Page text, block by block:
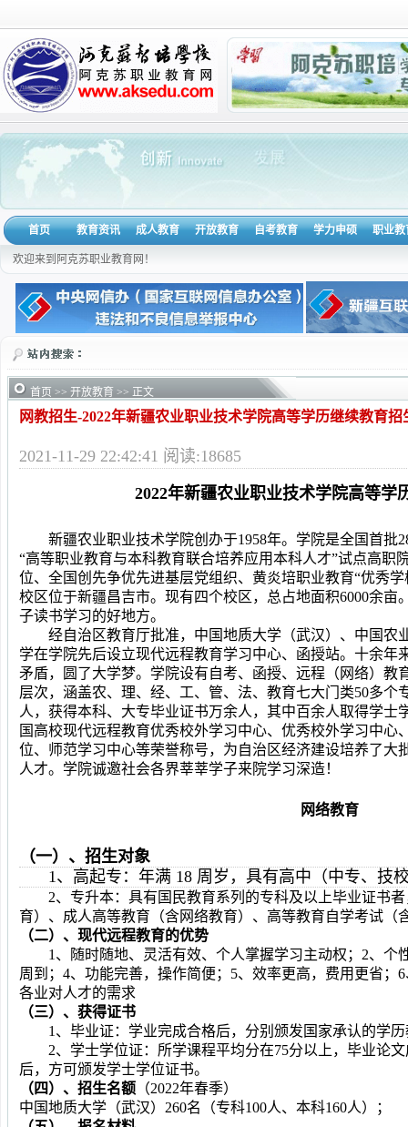
首页 教育资讯 成人教育 开放教育 自考教育 学力申硕 职业教
欢迎来到阿克苏职业教育网！
首页 >> 开放教育 >> 正文
网教招生-2022年新疆农业职业技术学院高等学历继续教育招
2021-11-29 22:42:41 阅读:18685
2022年新疆农业职业技术学院高等学
新疆农业职业技术学院创办于1958年。学院是全国首批
“高等职业教育与本科教育联合培养应用本科人才”试点高职
位、全国创先争优先进基层党组织、黄炎培职业教育“优秀
校区位于新疆昌吉市。现有四个校区，总占地面积6000余亩
子读书学习的好地方。
经自治区教育厅批准，中国地质大学（武汉）、中国农
学在学院先后设立现代远程教育学习中心、 函授站。十余年
矛盾，圆了大学梦。学院设有自考、函授、远程（网络）教
层次，涵盖农、理、经、工、管、法、教育七大门类50多个
人，获得本科、大专毕业证书万余人，其中百余人取得学士
国高校现代远程教育优秀校外学习中心、优秀校外学习中心
位、师范学习中心等荣誉称号， 为自治区经济建设培养了大
人才。学院诚邀社会各界莘莘学子来院学习深造！
网络教育
（一） 、招生对象
1、高起专：年满 18 周岁，具有高中（中专、技
2、 专升本： 具有国民教育系列的专科及以上毕业证书
育）、成人高等教育（含网络教育）、高等教育自学考试（
（二）、现代远程教育的优势
1 、随时随地、灵活有效、个人掌握学习主动权 ； 2、个
周到 ； 4、功能完善，操作简便 ； 5、效率更高，费用更省 ； 6
各业对人才的需求
（三）、获得证书
1、毕业证：学业完成合格后，分别颁发国家承认的学
2、学士学位证：所学课程平均分在75分以上，毕业论
后，方可颁发学士学位证书。
（四）、招生名额 （2022年春季）
中国地质大学（武汉） 260名（专科100人、本科160人）；